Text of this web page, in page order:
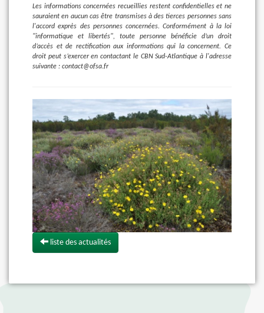
Les informations concernées recueillies restent confidentielles et ne
sauraient en aucun cas être transmises à des tierces personnes sans
l'accord exprès des personnes concernées. Conformément à la loi
"informatique et libertés", toute personne bénéficie d’un droit
d’accès et de rectification aux informations qui la concernent. Ce
droit peut s’exercer en contactant le CBN Sud-Atlantique à l'adresse
suivante : contact@ofsa.fr
liste des actualités